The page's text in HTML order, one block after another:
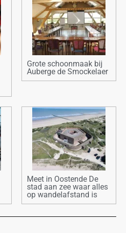
Grote schoonmaak bij
Auberge de Smockelaer
Meet in Oostende De
stad aan zee waar alles
op wandelafstand is